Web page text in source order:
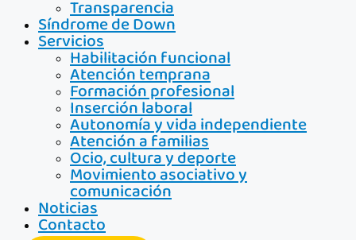
Transparencia
Síndrome de Down
Servicios
Habilitación funcional
Atención temprana
Formación profesional
Inserción laboral
Autonomía y vida independiente
Atención a familias
Ocio, cultura y deporte
Movimiento asociativo y
comunicación
Noticias
Contacto